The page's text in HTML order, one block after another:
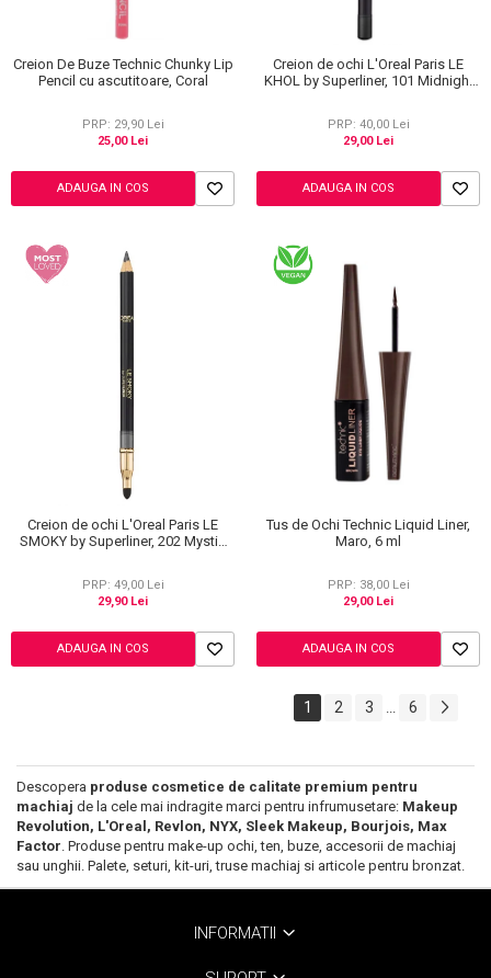
Creion De Buze Technic Chunky Lip
Pencil cu ascutitoare, Coral
PRP: 29,90 Lei
25,00 Lei
ADAUGA IN COS
Creion de ochi L'Oreal Paris LE
KHOL by Superliner, 101 Midnight
PRP: 40,00 Lei
29,00 Lei
ADAUGA IN COS
Creion de ochi L'Oreal Paris LE
SMOKY by Superliner, 202 Mystic
PRP: 49,00 Lei
29,90 Lei
ADAUGA IN COS
Tus de Ochi Technic Liquid Liner,
Maro, 6 ml
PRP: 38,00 Lei
29,00 Lei
ADAUGA IN COS
1 2 3 ... 6
Descopera produse cosmetice de calitate premium pentru
machiaj de la cele mai indragite marci pentru infrumusetare: Makeup
Revolution, L'Oreal, Revlon, NYX, Sleek Makeup, Bourjois, Max
Factor. Produse pentru make-up ochi, ten, buze, accesorii de machiaj
sau unghii. Palete, seturi, kit-uri, truse machiaj si articole pentru bronzat.
INFORMATII